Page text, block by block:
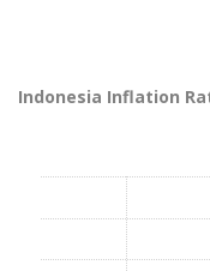
Indonesia Inflation